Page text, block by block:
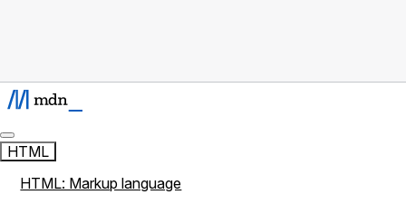
HTML
HTML: Markup language